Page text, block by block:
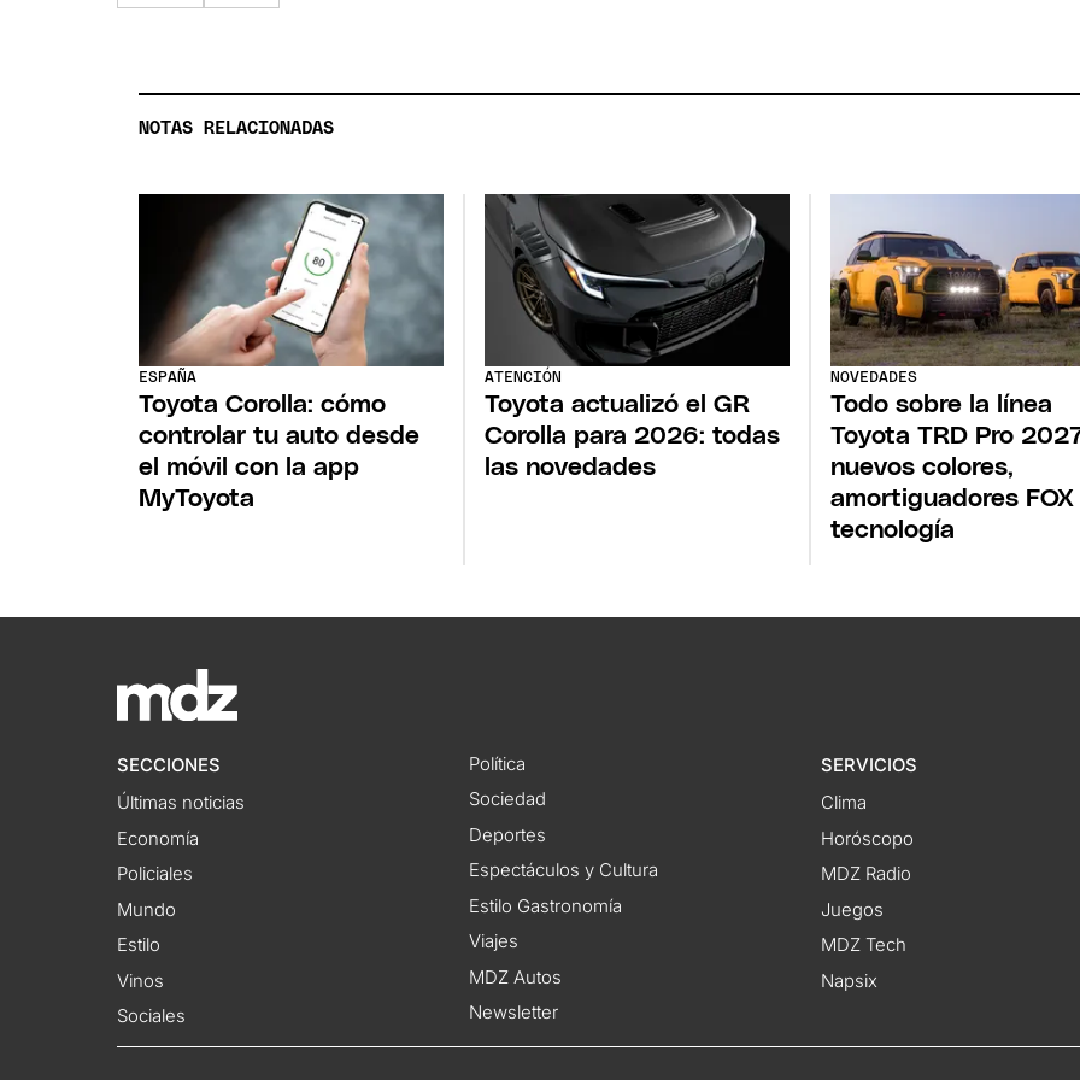
NOTAS RELACIONADAS
ESPAÑA
Toyota Corolla: cómo
controlar tu auto desde
el móvil con la app
MyToyota
ATENCIÓN
Toyota actualizó el GR
Corolla para 2026: todas
las novedades
NOVEDADES
Todo sobre la línea
Toyota TRD Pro
nuevos colores,
amortiguadores FOX
tecnología
SECCIONES
Últimas noticias
Economía
Policiales
Mundo
Estilo
Vinos
Sociales
Política
Sociedad
Deportes
Espectáculos y Cultura
Estilo Gastronomía
Viajes
MDZ Autos
Newsletter
SERVICIOS
Clima
Horóscopo
MDZ Radio
Juegos
MDZ Tech
Napsix